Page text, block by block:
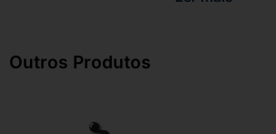
Outros Produtos